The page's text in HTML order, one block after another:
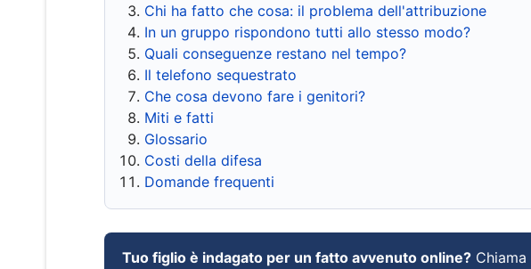
Chi ha fatto che cosa: il problema dell'attribuzione
In un gruppo rispondono tutti allo stesso modo?
Quali conseguenze restano nel tempo?
Il telefono sequestrato
Che cosa devono fare i genitori?
Miti e fatti
Glossario
Costi della difesa
Domande frequenti
Tuo figlio è indagato per un fatto avvenuto online? Chiama